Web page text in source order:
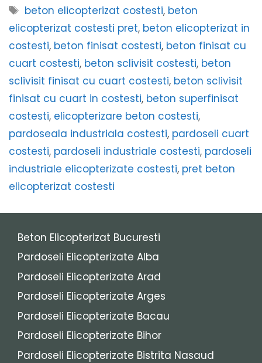
Etichete
beton elicopterizat costesti, beton
elicopterizat costesti pret, beton elicopterizat in
costesti, beton finisat costesti, beton finisat cu
cuart costesti, beton sclivisit costesti, beton
sclivisit finisat cu cuart costesti, beton sclivisit
finisat cu cuart in costesti, beton superfinisat
costesti, elicopterizare beton costesti,
pardoseala industriala costesti, pardoseli cuart
costesti, pardoseli industriale costesti, pardoseli
industriale elicopterizate costesti, pret beton
elicopterizat costesti
Beton Elicopterizat Bucuresti
Pardoseli Elicopterizate Alba
Pardoseli Elicopterizate Arad
Pardoseli Elicopterizate Arges
Pardoseli Elicopterizate Bacau
Pardoseli Elicopterizate Bihor
Pardoseli Elicopterizate Bistrita Nasaud